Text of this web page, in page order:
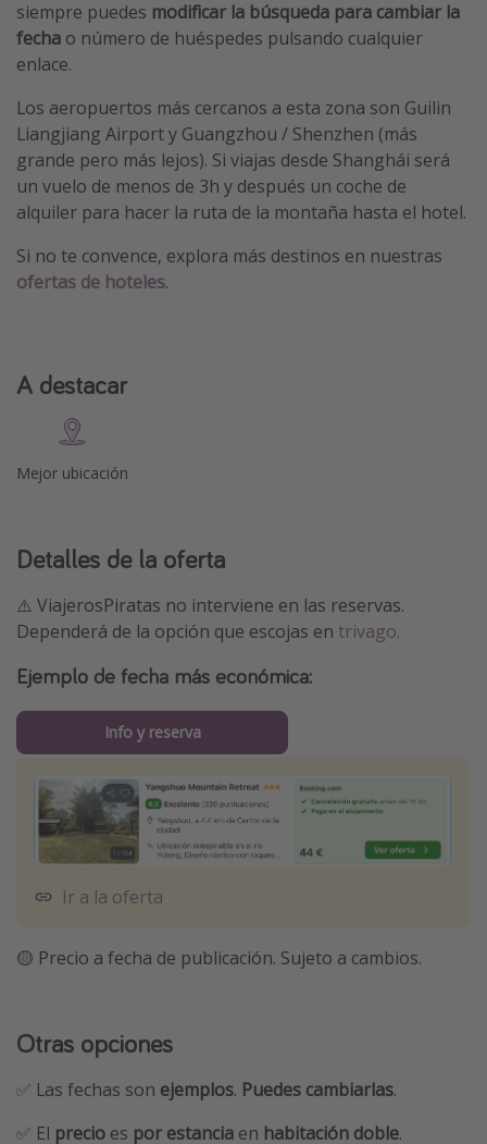
siempre puedes modificar la búsqueda para cambiar la
fecha o número de huéspedes pulsando cualquier
enlace.
Los aeropuertos más cercanos a esta zona son Guilin
Liangjiang Airport y Guangzhou / Shenzhen (más
grande pero más lejos). Si viajas desde Shanghái será
un vuelo de menos de 3h y después un coche de
alquiler para hacer la ruta de la montaña hasta el hotel.
Si no te convence, explora más destinos en nuestras
ofertas de hoteles.
A destacar
Mejor ubicación
Detalles de la oferta
⚠️ ViajerosPiratas no interviene en las reservas.
Dependerá de la opción que escojas en trivago.
Ejemplo de fecha más económica:
Info y reserva
Ir a la oferta
🟡 Precio a fecha de publicación. Sujeto a cambios.
Otras opciones
✅ Las fechas son ejemplos. Puedes cambiarlas.
✅ El precio es por estancia en habitación doble.